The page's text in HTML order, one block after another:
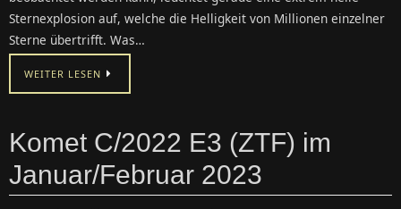
Sternexplosion auf, welche die Helligkeit von Millionen einzelner
Sterne übertrifft. Was…
WEITER LESEN
Komet C/2022 E3 (ZTF) im
Januar/Februar 2023